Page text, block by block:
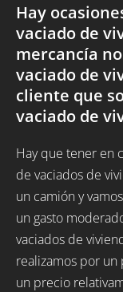
Hay
vaciado de
mercancía
vaciado de
cliente que
vaciado de
Hay que tener en
de vaciados de
un camión y
un gasto
vaciados de
realizamos por
un precio